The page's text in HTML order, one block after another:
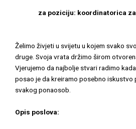
za poziciju: koordinatorica
Želimo živjeti u svijetu u kojem svako
druge. Svoja vrata držimo širom
Vjerujemo da najbolje stvari radimo
posao je da kreiramo posebno iskustvo
svakog ponaosob.
Opis poslova: